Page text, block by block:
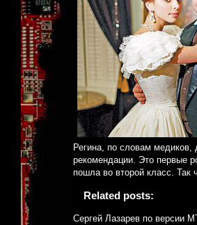
Регина, по словам
рекомендации. Это первые
пошла во второй класс. Так
Related posts:
Сергей Лазарев по версии